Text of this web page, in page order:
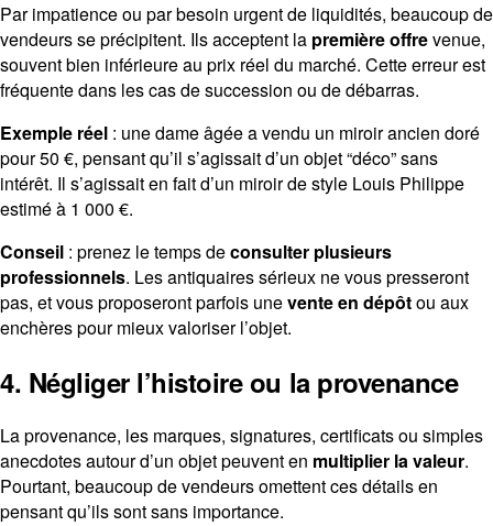
Par impatience ou par besoin urgent de liquidités, beaucoup de
vendeurs se précipitent. Ils acceptent la première offrevenue,
souvent bien inférieure au prix réel du marché. Cette erreur est
fréquente dans les cas de succession ou de débarras.
Exemple réel : une dame âgée a vendu un miroir ancien doré
pour 50 €, pensant qu’il s’agissait d’un objet “déco” sans
intérêt. Il s’agissait en fait d’un miroir de style Louis Philippe
estimé à 1 000 €.
Conseil : prenez le temps deconsulter plusieurs
professionnels. Les antiquaires sérieux ne vous presseront
pas, et vous proposeront parfois unevente en dépôtou aux
enchères pour mieux valoriser l’objet.
4. Négliger l’histoire ou la provenance
La provenance, les marques, signatures, certificats ou simples
anecdotes autour d’un objet peuvent en multiplier la valeur.
Pourtant, beaucoup de vendeurs omettent ces détails en
pensant qu’ils sont sans importance.